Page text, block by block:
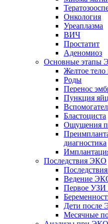
Онкология
Уреаплазма
ВИЧ
Простатит
Аденомиоз
Основные этапы
Желтое
Роды
Перенос
Пункция
Бластоциста
Ощущения
диагностика
Последствия ЭКО
Ведение
Первое
Дети после
Месячные